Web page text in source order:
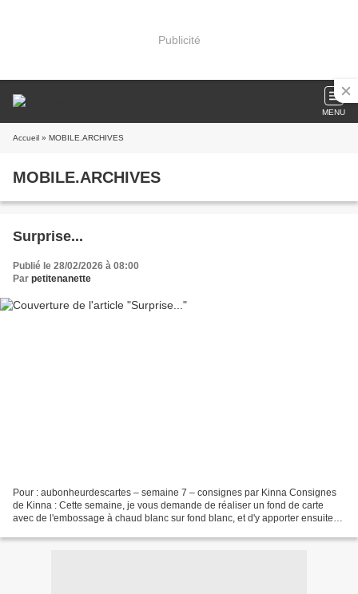
Publicité
MENU
Accueil » MOBILE.ARCHIVES
MOBILE.ARCHIVES
Surprise...
Publié le 28/02/2026 à 08:00
Par petitenanette
Pour : aubonheurdescartes – semaine 7 – consignes par Kinna Consignes
de Kinna : Cette semaine, je vous demande de réaliser un fond de carte
avec de l'embossage à chaud blanc sur fond blanc, et d'y apporter ensuite